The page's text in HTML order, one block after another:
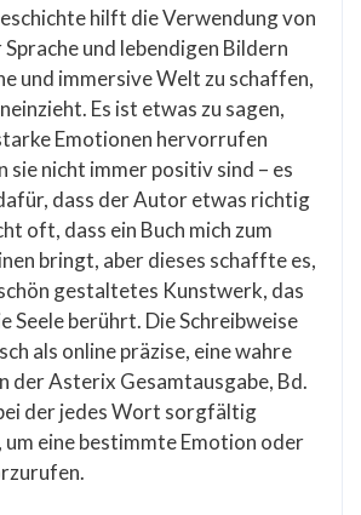
hilft die Verwendung von
und lebendigen Bildern
und immersive Welt zu schaffen,
Es ist etwas zu sagen,
Emotionen hervorrufen
sie nicht immer positiv sind – es
dass der Autor etwas richtig
oft, dass ein Buch mich zum
bringt, aber dieses schaffte es,
gestaltetes Kunstwerk, das
Seele berührt. Die Schreibweise
als online präzise, eine wahre
der Asterix Gesamtausgabe, Bd.
der jedes Wort sorgfältig
eine bestimmte Emotion oder